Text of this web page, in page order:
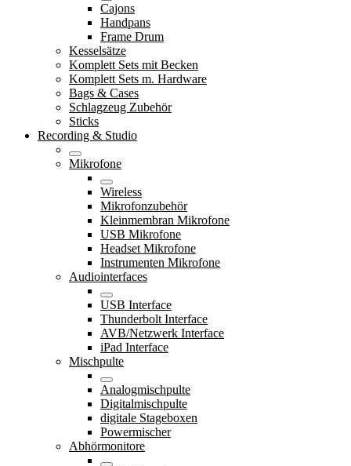
Cajons
Handpans
Frame Drum
Kesselsätze
Komplett Sets mit Becken
Komplett Sets m. Hardware
Bags & Cases
Schlagzeug Zubehör
Sticks
Recording & Studio
Mikrofone
Wireless
Mikrofonzubehör
Kleinmembran Mikrofone
USB Mikrofone
Headset Mikrofone
Instrumenten Mikrofone
Audiointerfaces
USB Interface
Thunderbolt Interface
AVB/Netzwerk Interface
iPad Interface
Mischpulte
Analogmischpulte
Digitalmischpulte
digitale Stageboxen
Powermischer
Abhörmonitore